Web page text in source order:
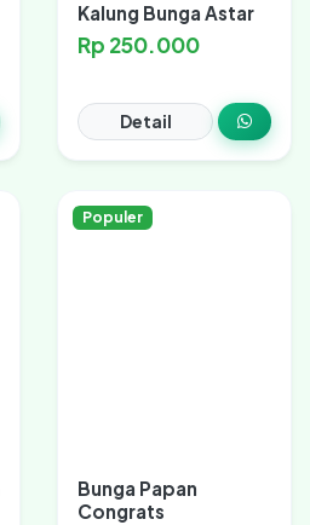
Kalung Bunga Astar
Rp 250.000
Detail
Populer
Bunga Papan
Congrats